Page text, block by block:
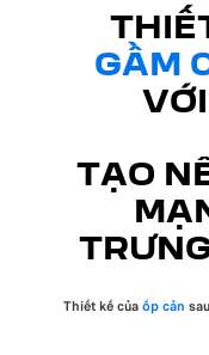
GẦM
VỚI
TẠO
Thiết kế củaốp cản